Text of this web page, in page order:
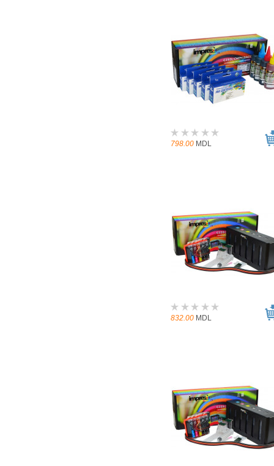
798.00 MDL
832.00 MDL